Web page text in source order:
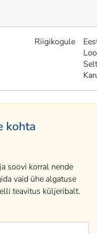
Riigikogule
kohta
soovi korral nende
vaid ühe algatuse
teavitus küljeribalt.